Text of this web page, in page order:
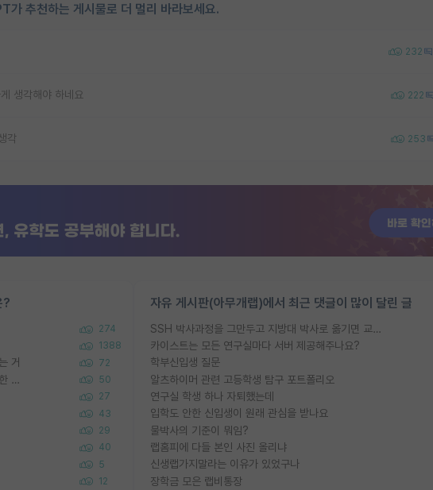
가 추천하는 게시물로 더 멀리 바라보세요.
232
생각해야 하네요 222
각 253
?
274
1388
거 72
포스텍 억까에 대해 (동문의 학문적 아웃풋에 대한 반박) 50
27
43
29
40
5
12
자유 게시판(아무개랩)에서 최근 댓글이 많이 달린 글
SSH 박사과정을 그만두고 지방대 박사로 옮기면 교수의 꿈은 끝일까요?
카이스트는 모든 연구실마다 서버 제공해주나요?
학부신입생 질문
알츠하이머 관련 고등학생 탐구 포트폴리오
연구실 학생 하나 자퇴했는데
입학도 안한 신입생이 원래 관심을 받나요
물박사의 기준이 뭐임?
랩홈피에 다들 본인 사진 올리냐
신생랩가지말라는 이유가 있었구나
장학금 모은 랩비통장